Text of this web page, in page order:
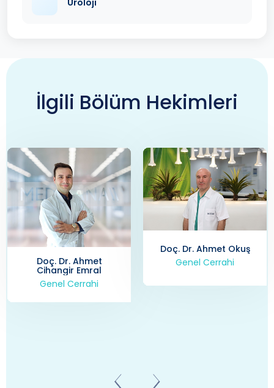
Üroloji
İlgili Bölüm Hekimleri
Doç. Dr. Ahmet Okuş
Genel Cerrahi